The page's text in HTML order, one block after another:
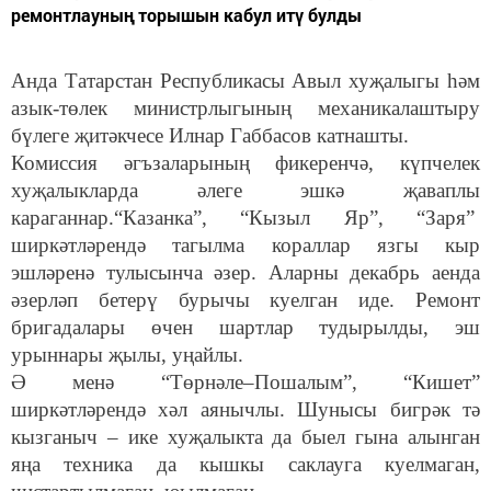
ремонтлауның торышын кабул итү булды
Анда Татарстан Республикасы Авыл хуҗалыгы һәм
азык-төлек министрлыгының механикалаштыру
бүлеге җитәкчесе Илнар Габбасов катнашты.
Комиссия әгъзаларының фикеренчә, күпчелек
хуҗалыкларда әлеге эшкә җаваплы
караганнар.“Казанка”, “Кызыл Яр”, “Заря”
ширкәтләрендә тагылма кораллар язгы кыр
эшләренә тулысынча әзер. Аларны декабрь аенда
әзерләп бетерү бурычы куелган иде. Ремонт
бригадалары өчен шартлар тудырылды, эш
урыннары җылы, уңайлы.
Ә менә “Төрнәле–Пошалым”, “Кишет”
ширкәтләрендә хәл аянычлы. Шунысы бигрәк тә
кызганыч – ике хуҗалыкта да быел гына алынган
яңа техника да кышкы саклауга куелмаган,